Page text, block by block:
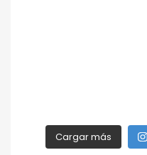
Cargar más